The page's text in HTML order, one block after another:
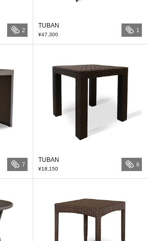
2
TUBAN
¥47,300
1
7
TUBAN
¥18,150
6